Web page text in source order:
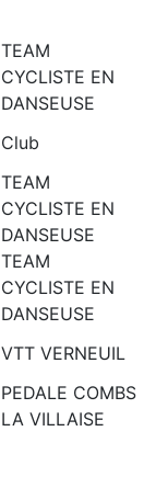
TEAM
CYCLISTE EN
DANSEUSE
Club
TEAM
CYCLISTE EN
DANSEUSE
TEAM
CYCLISTE EN
DANSEUSE
VTT VERNEUIL
PEDALE COMBS
LA VILLAISE